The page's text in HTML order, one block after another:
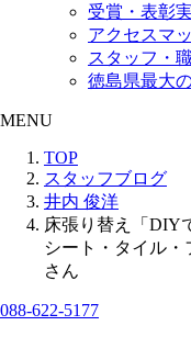
受賞・表彰
アクセスマ
スタッフ・
徳島県最大
MENU
TOP
スタッフブログ
井内 俊洋
床張り替え「DIY
シート・タイル
さん
088-622-5177